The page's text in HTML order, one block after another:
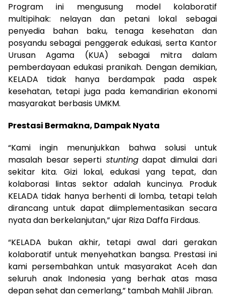
Program ini mengusung model kolaboratif
multipihak: nelayan dan petani lokal sebagai
penyedia bahan baku, tenaga kesehatan dan
posyandu sebagai penggerak edukasi, serta Kantor
Urusan Agama (KUA) sebagai mitra dalam
pemberdayaan edukasi pranikah. Dengan demikian,
KELADA tidak hanya berdampak pada aspek
kesehatan, tetapi juga pada kemandirian ekonomi
masyarakat berbasis UMKM.
Prestasi Bermakna, Dampak Nyata
“Kami ingin menunjukkan bahwa solusi untuk
masalah besar sepertistuntingdapat dimulai dari
sekitar kita. Gizi lokal, edukasi yang tepat, dan
kolaborasi lintas sektor adalah kuncinya. Produk
KELADA tidak hanya berhenti di lomba, tetapi telah
dirancang untuk dapat diimplementasikan secara
nyata dan berkelanjutan,” ujar Riza Daffa Firdaus.
“KELADA bukan akhir, tetapi awal dari gerakan
kolaboratif untuk menyehatkan bangsa. Prestasi ini
kami persembahkan untuk masyarakat Aceh dan
seluruh anak Indonesia yang berhak atas masa
depan sehat dan cemerlang,” tambah Mahlil Jibran.